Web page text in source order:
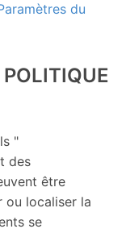
du
"
des
être
ou localiser la
se